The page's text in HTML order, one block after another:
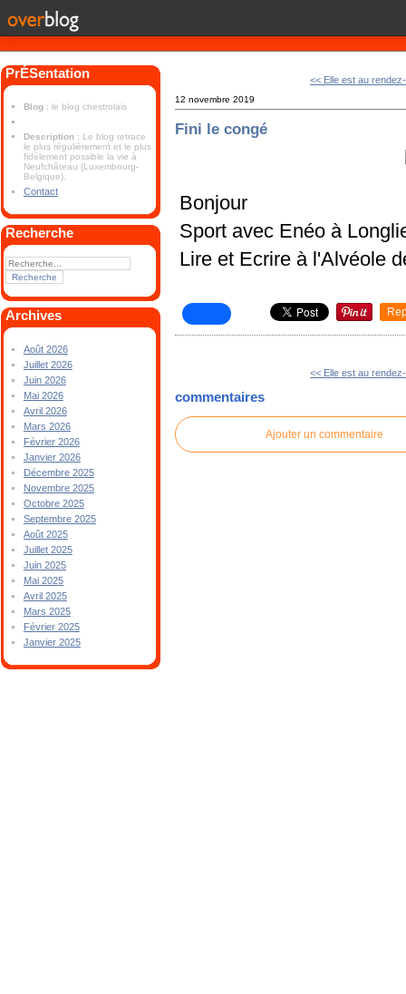
PrÉSentation
Blog : le blog chestrolais
Description : Le blog retrace
le plus régulièrement et le plus
fidèlement possible la vie à
Neufchâteau (Luxembourg-
Belgique).
Contact
Recherche
Archives
Août 2026
Juillet 2026
Juin 2026
Mai 2026
Avril 2026
Mars 2026
Février 2026
Janvier 2026
Décembre 2025
Novembre 2025
Octobre 2025
Septembre 2025
Août 2025
Juillet 2025
Juin 2025
Mai 2025
Avril 2025
Mars 2025
Février 2025
Janvier 2025
<< Elle est au
12 novembre 2019
Fini le congé
Bonjour
Sport avec Enéo à
Lire et Ecrire à l'Alvéole
<< Elle est au
commentaires
Ajouter un commentaire